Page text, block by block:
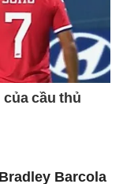
Barcola